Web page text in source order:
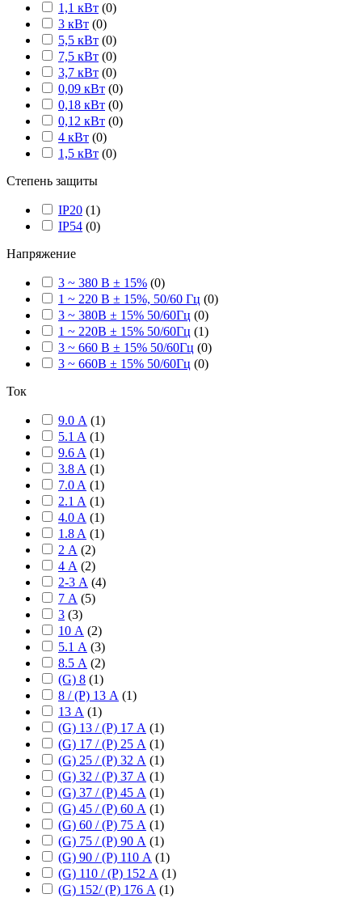
1,1 кВт (0)
3 кВт (0)
5,5 кВт (0)
7,5 кВт (0)
3,7 кВт (0)
0,09 кВт (0)
0,18 кВт (0)
0,12 кВт (0)
4 кВт (0)
1,5 кВт (0)
Степень защиты
IP20 (1)
IP54 (0)
Напряжение
3 ~ 380 В ± 15% (0)
1 ~ 220 В ± 15%, 50/60 Гц (0)
3 ~ 380В ± 15% 50/60Гц (0)
1 ~ 220В ± 15% 50/60Гц (1)
3 ~ 660 В ± 15% 50/60Гц (0)
3 ~ 660В ± 15% 50/60Гц (0)
Ток
9.0 А (1)
5.1 A (1)
9.6 A (1)
3.8 A (1)
7.0 A (1)
2.1 A (1)
4.0 A (1)
1.8 A (1)
2 А (2)
4 А (2)
2-3 А (4)
7 А (5)
3 (3)
10 А (2)
5.1 А (3)
8.5 А (2)
(G) 8 (1)
8 / (P) 13 А (1)
13 А (1)
(G) 13 / (P) 17 А (1)
(G) 17 / (P) 25 А (1)
(G) 25 / (P) 32 А (1)
(G) 32 / (P) 37 А (1)
(G) 37 / (P) 45 А (1)
(G) 45 / (P) 60 А (1)
(G) 60 / (P) 75 А (1)
(G) 75 / (P) 90 А (1)
(G) 90 / (P) 110 А (1)
(G) 110 / (P) 152 А (1)
(G) 152/ (P) 176 А (1)